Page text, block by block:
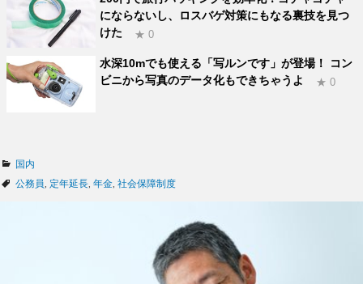
にならないし、ロスバゲ対策にもなる裏技を見つ
けた
★ 0
水深10mでも使える「写ルンです」が登場！ コン
ビニから写真のデータ化もできちゃうよ
★ 0
カ
テ
国内
タ
公務員 定年延長 年金 社会保障制度